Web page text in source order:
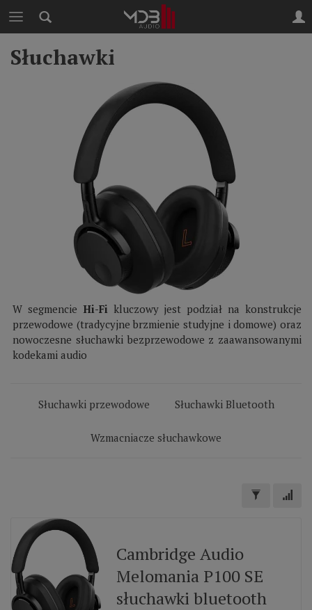
Słuchawki
W segmencie Hi-Fi kluczowy jest podział na konstrukcje
przewodowe (tradycyjne brzmienie studyjne i domowe) oraz
nowoczesne słuchawki bezprzewodowe z zaawansowanymi
kodekami audio
Słuchawki przewodowe Słuchawki Bluetooth
Wzmacniacze słuchawkowe
Cambridge Audio
Melomania P100 SE
słuchawki bluetooth